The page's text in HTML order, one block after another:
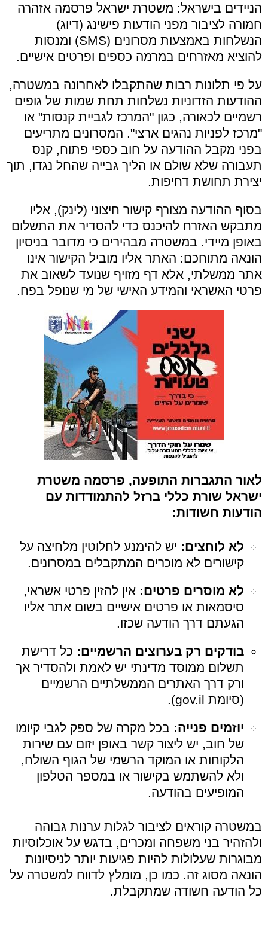
הניידים בישראל: משטרת ישראל פרסמה אזהרה
חמורה לציבור מפני הודעות פישינג (דיוג)
הנשלחות באמצעות מסרונים (SMS) ומנסות
להוציא מאזרחים במרמה כספים ופרטים אישיים.
על פי תלונות רבות שהתקבלו לאחרונה במשטרה,
ההודעות הזדוניות נשלחות תחת שמות של גופים
רשמיים לכאורה, כגון "המרכז לגביית קנסות" או
"מרכז לפניות נהגים ארצי". המסרונים מתריעים
בפני מקבל ההודעה על חוב כספי פתוח, קנס
תעבורה שלא שולם או הליך גבייה שהחל נגדו, תוך
יצירת תחושת דחיפות.
בסוף ההודעה מצורף קישור חיצוני (לינק), אליו
מתבקש האזרח להיכנס כדי להסדיר את התשלום
באופן מיידי. במשטרה מבהירים כי מדובר בניסיון
הונאה מתוחכם: האתר אליו מוביל הקישור אינו
אתר ממשלתי, אלא דף מזויף שנועד לשאוב את
פרטי האשראי והמידע האישי של מי שנופל בפח.
לאור התגברות התופעה, פרסמה משטרת
ישראל שורת כללי ברזל להתמודדות עם
הודעות חשודות:
לא לוחצים: יש להימנע לחלוטין מלחיצה על
קישורים לא מוכרים המתקבלים במסרונים.
לא מוסרים פרטים: אין להזין פרטי אשראי,
סיסמאות או פרטים אישיים בשום אתר אליו
הגעתם דרך הודעה שכזו.
בודקים רק בערוצים הרשמיים: כל דרישת
תשלום ממוסד מדינתי יש לאמת ולהסדיר אך
ורק דרך האתרים הממשלתיים הרשמיים
(סיומת gov.il).
יוזמים פנייה: בכל מקרה של ספק לגבי קיומו
של חוב, יש ליצור קשר באופן יזום עם שירות
הלקוחות או המוקד הרשמי של הגוף השולח,
ולא להשתמש בקישור או במספר הטלפון
המופיעים בהודעה.
במשטרה קוראים לציבור לגלות ערנות גבוהה
ולהזהיר בני משפחה ומכרים, בדגש על אוכלוסיות
מבוגרות שעלולות להיות פגיעות יותר לניסיונות
הונאה מסוג זה. כמו כן, מומלץ לדווח למשטרה על
כל הודעה חשודה שמתקבלת.